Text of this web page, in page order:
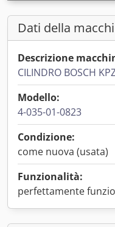
Dati della
Descrizione
CILINDRO BOSCH
Modello:
4-035-01-0823
Condizione:
come nuova (usata)
Funzionalità:
perfettamente